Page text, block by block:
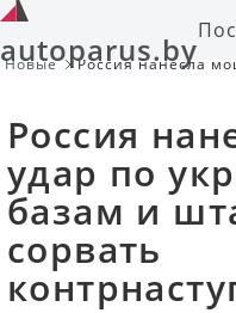
autoparus.by
Новые
Россия нанесла
Россия
удар по
базам и
сорвать